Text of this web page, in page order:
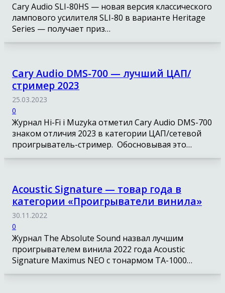
Cary Audio SLI-80HS — новая версия классического
лампового усилителя SLI-80 в варианте Heritage
Series — получает приз…
Cary Audio DMS-700 — лучший ЦАП/
стример 2023
25.03.2023
0
Журнал Hi-Fi i Muzyka отметил Cary Audio DMS-700
знаком отличия 2023 в категории ЦАП/сетевой
проигрыватель-стример. Обосновывая это…
Acoustic Signature — товар года в
категории «Проигрыватели винила»
30.11.2022
0
Журнал The Absolute Sound назвал лучшим
проигрывателем винила 2022 года Acoustic
Signature Maximus NEO с тонармом TA-1000…